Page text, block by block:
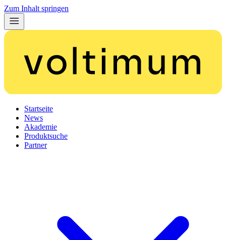
Zum Inhalt springen
Startseite
News
Akademie
Produktsuche
Partner